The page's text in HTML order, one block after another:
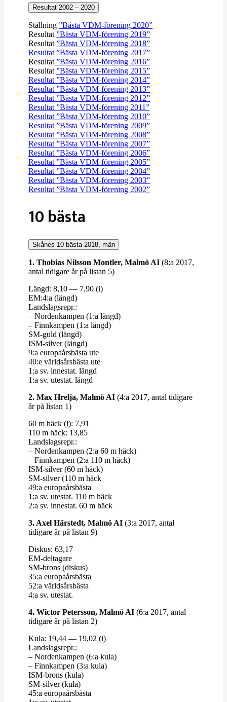
Resultat 2002 – 2020
Ställning ”Bästa VDM-förening 2020”
Resultat ”Bästa VDM-förening 2019”
Resultat ”Bästa VDM-förening 2018”
Resultat ”Bästa VDM-förening 2017”
Resultat ”Bästa VDM-förening 2016”
Resultat ”Bästa VDM-förening 2015”
Resultat ”Bästa VDM-förening 2014”
Resultat ”Bästa VDM-förening 2013”
Resultat ”Bästa VDM-förening 2012”
Resultat ”Bästa VDM-förening 2011”
Resultat ”Bästa VDM-förening 2010”
Resultat ”Bästa VDM-förening 2009”
Resultat ”Bästa VDM-förening 2008”
Resultat ”Bästa VDM-förening 2007”
Resultat ”Bästa VDM-förening 2006”
Resultat ”Bästa VDM-förening 2005”
Resultat ”Bästa VDM-förening 2004”
Resultat ”Bästa VDM-förening 2003”
Resultat ”Bästa VDM-förening 2002”
10 bästa
Skånes 10 bästa 2018, män
1. Thobias Nilsson Montler, Malmö AI (8:a 2017,
antal tidigare år på listan 5)
Längd: 8,10 — 7,90 (i)
EM:4:a (längd)
Lands­lagsrepr.:
– Nor­den­kampen (1:a längd)
– Finn­kampen (1:a längd)
SM-​​guld (längd)
ISM-​​silver (längd)
9:a euro­pa­års­bästa ute
40:e världs­års­bästa ute
1:a sv. innestat. längd
1:a sv. utestat. längd
2. Max Hrelja, Malmö AI (4:a 2017, antal tidigare
år på listan 1)
60 m häck (i): 7,91
110 m häck: 13,85
Lands­lagsrepr.:
– Nor­den­kampen (2:a 60 m häck)
– Finn­kampen (2:a 110 m häck)
ISM-​​silver (60 m häck)
SM-​​silver (110 m häck
49:a euro­pa­års­bästa
1:a sv. utestat. 110 m häck
2:a sv. innestat. 60 m häck
3. Axel Härstedt, Malmö AI (3:a 2017, antal
tidigare år på listan 9)
Diskus: 63,17
EM-​​deltagare
SM-​​brons (diskus)
35:a euro­pa­års­bästa
52:a världs­års­bästa
4:a sv. utestat.
4. Wictor Petersson, Malmö AI (6:a 2017, antal
tidigare år på listan 2)
Kula: 19,44 — 19,02 (i)
Lands­lagsrepr.:
– Nor­den­kampen (6:a kula)
– Finn­kampen (3:a kula)
ISM-​​brons (kula)
SM-​​silver (kula)
45:a euro­pa­års­bästa